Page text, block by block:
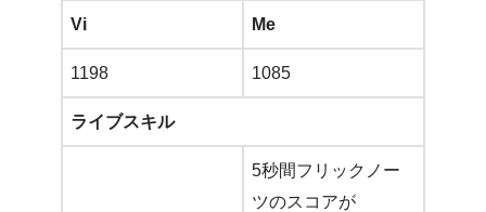
Vi Me
1198 1085
ライブスキル
5秒間フリックノー
ツのスコアが